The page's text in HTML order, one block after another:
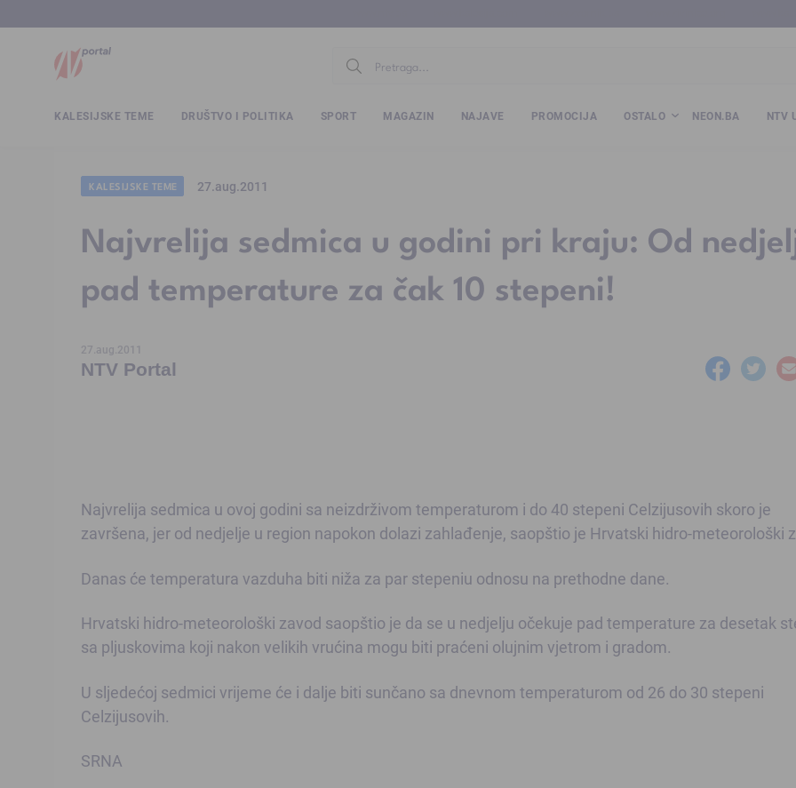
KALESIJSKE TEME DRUŠTVO I POLITIKA SPORT MAGAZIN NAJAVE PROMOCIJA OSTALO NEON.BA NTV
KALESIJSKE TEME 27.aug.2011
Najvrelija sedmica u godini pri kraju: Od
pad temperature za čak 10 stepeni!
27.aug.2011
NTV Portal
Najvrelija sedmica u ovoj godini sa neizdrživom temperaturom i do 40 stepeni Celzijusovih skoro je
završena, jer od nedjelje u region napokon dolazi zahlađenje, saopštio je Hrvatski hidro-meteorološki
Danas će temperatura vazduha biti niža za par stepeniu odnosu na prethodne dane.
Hrvatski hidro-meteorološki zavod saopštio je da se u nedjelju očekuje pad temperature za desetak
sa pljuskovima koji nakon velikih vrućina mogu biti praćeni olujnim vjetrom i gradom.
U sljedećoj sedmici vrijeme će i dalje biti sunčano sa dnevnom temperaturom od 26 do 30 stepeni
Celzijusovih.
SRNA